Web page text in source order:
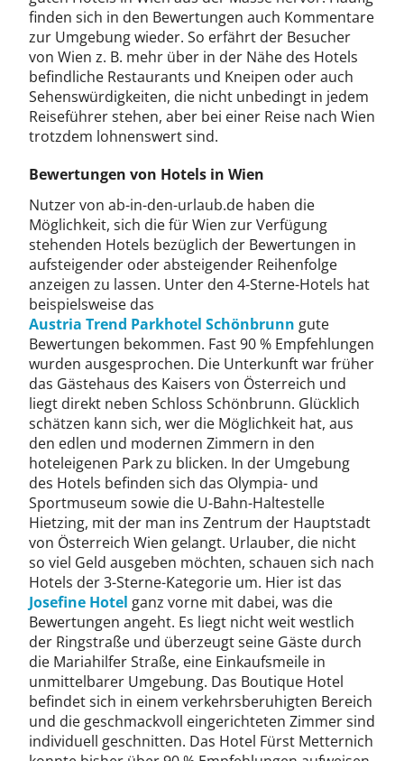
finden sich in den Bewertungen auch Kommentare
zur Umgebung wieder. So erfährt der Besucher
von Wien z. B. mehr über in der Nähe des Hotels
befindliche Restaurants und Kneipen oder auch
Sehenswürdigkeiten, die nicht unbedingt in jedem
Reiseführer stehen, aber bei einer Reise nach Wien
trotzdem lohnenswert sind.
Bewertungen von Hotels in Wien
Nutzer von ab-in-den-urlaub.de haben die
Möglichkeit, sich die für Wien zur Verfügung
stehenden Hotels bezüglich der Bewertungen in
aufsteigender oder absteigender Reihenfolge
anzeigen zu lassen. Unter den 4-Sterne-Hotels hat
beispielsweise das
Austria Trend Parkhotel Schönbrunn gute
Bewertungen bekommen. Fast 90 % Empfehlungen
wurden ausgesprochen. Die Unterkunft war früher
das Gästehaus des Kaisers von Österreich und
liegt direkt neben Schloss Schönbrunn. Glücklich
schätzen kann sich, wer die Möglichkeit hat, aus
den edlen und modernen Zimmern in den
hoteleigenen Park zu blicken. In der Umgebung
des Hotels befinden sich das Olympia- und
Sportmuseum sowie die U-Bahn-Haltestelle
Hietzing, mit der man ins Zentrum der Hauptstadt
von Österreich Wien gelangt. Urlauber, die nicht
so viel Geld ausgeben möchten, schauen sich nach
Hotels der 3-Sterne-Kategorie um. Hier ist das
Josefine Hotel ganz vorne mit dabei, was die
Bewertungen angeht. Es liegt nicht weit westlich
der Ringstraße und überzeugt seine Gäste durch
die Mariahilfer Straße, eine Einkaufsmeile in
unmittelbarer Umgebung. Das Boutique Hotel
befindet sich in einem verkehrsberuhigten Bereich
und die geschmackvoll eingerichteten Zimmer sind
individuell geschnitten. Das Hotel Fürst Metternich